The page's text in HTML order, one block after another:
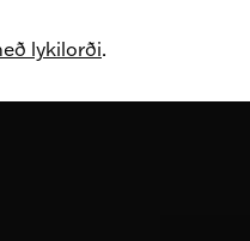
lykilorði.